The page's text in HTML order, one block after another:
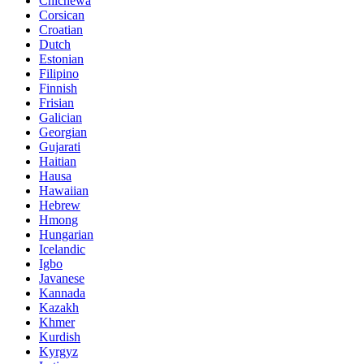
Corsican
Croatian
Dutch
Estonian
Filipino
Finnish
Frisian
Galician
Georgian
Gujarati
Haitian
Hausa
Hawaiian
Hebrew
Hmong
Hungarian
Icelandic
Igbo
Javanese
Kannada
Kazakh
Khmer
Kurdish
Kyrgyz